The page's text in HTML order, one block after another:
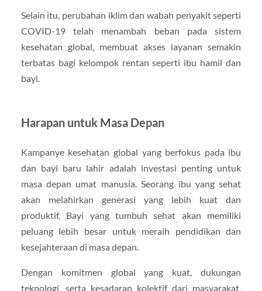
Selain itu, perubahan iklim dan wabah penyakit seperti
COVID-19 telah menambah beban pada sistem
kesehatan global, membuat akses layanan semakin
terbatas bagi kelompok rentan seperti ibu hamil dan
bayi.
Harapan untuk Masa Depan
Kampanye kesehatan global yang berfokus pada ibu
dan bayi baru lahir adalah investasi penting untuk
masa depan umat manusia. Seorang ibu yang sehat
akan melahirkan generasi yang lebih kuat dan
produktif. Bayi yang tumbuh sehat akan memiliki
peluang lebih besar untuk meraih pendidikan dan
kesejahteraan di masa depan.
Dengan komitmen global yang kuat, dukungan
teknologi, serta kesadaran kolektif dari masyarakat,